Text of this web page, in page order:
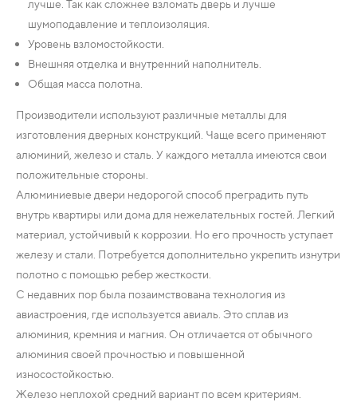
лучше. Так как сложнее взломать дверь и лучше
шумоподавление и теплоизоляция.
Уровень взломостойкости.
Внешняя отделка и внутренний наполнитель.
Общая масса полотна.
Производители используют различные металлы для
изготовления дверных конструкций. Чаще всего применяют
алюминий, железо и сталь. У каждого металла имеются свои
положительные стороны.
Алюминиевые двери недорогой способ преградить путь
внутрь квартиры или дома для нежелательных гостей. Легкий
материал, устойчивый к коррозии. Но его прочность уступает
железу и стали. Потребуется дополнительно укрепить изнутри
полотно с помощью ребер жесткости.
С недавних пор была позаимствована технология из
авиастроения, где используется авиаль. Это сплав из
алюминия, кремния и магния. Он отличается от обычного
алюминия своей прочностью и повышенной
износостойкостью.
Железо неплохой средний вариант по всем критериям.